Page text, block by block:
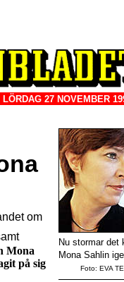
LÖRDAG 27 NOVEMBER
Nu stormar det
Mona Sahlin
Foto: EVA
om
Mona
på sig